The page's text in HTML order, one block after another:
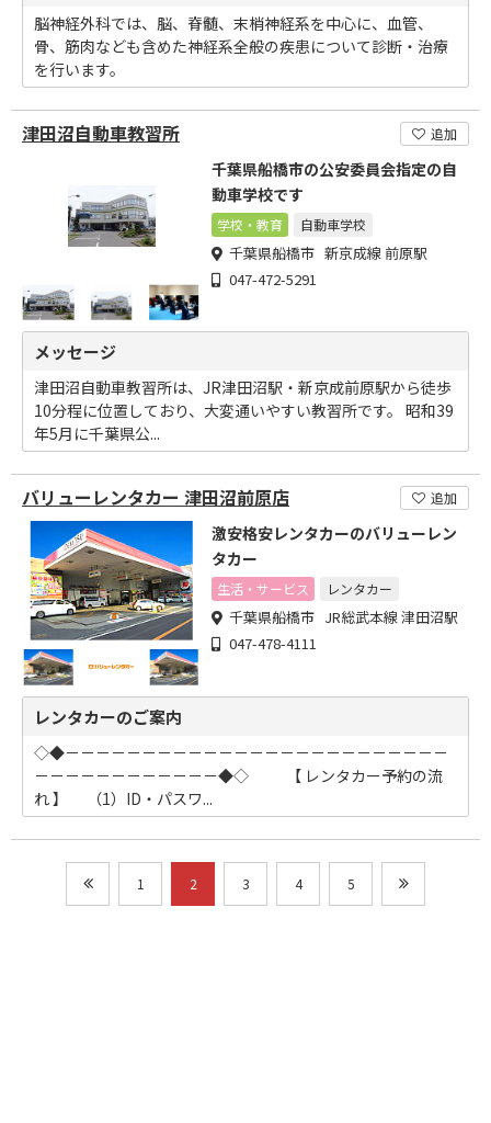
脳神経外科では、脳、脊髄、末梢神経系を中心に、血管、
骨、筋肉なども含めた神経系全般の疾患について診断・治療
を行います。
津田沼自動車教習所 追加
千葉県船橋市の公安委員会指定の自
動車学校です
学校・教育 自動車学校
千葉県船橋市 新京成線 前原駅
047-472-5291
メッセージ
津田沼自動車教習所は、JR津田沼駅・新京成前原駅から徒歩
10分程に位置しており、大変通いやすい教習所です。 昭和39
年5月に千葉県公...
バリューレンタカー 津田沼前原店 追加
激安格安レンタカーのバリューレン
タカー
生活・サービス レンタカー
千葉県船橋市 JR総武本線 津田沼駅
047-478-4111
レンタカーのご案内
◇◆－－－－－－－－－－－－－－－－－－－－－－－－－
－－－－－－－－－－－－◆◇ 【 レンタカー予約の流
れ 】 （1）ID・パスワ...
1 2 3 4 5